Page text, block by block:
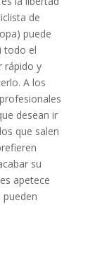
de
puede
todo el
rápido y
A los
desean ir
que salen
su
apetece